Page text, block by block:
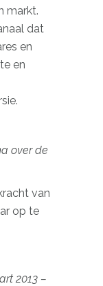
markt.
dat
en
en
over de
van
op te
2013 –